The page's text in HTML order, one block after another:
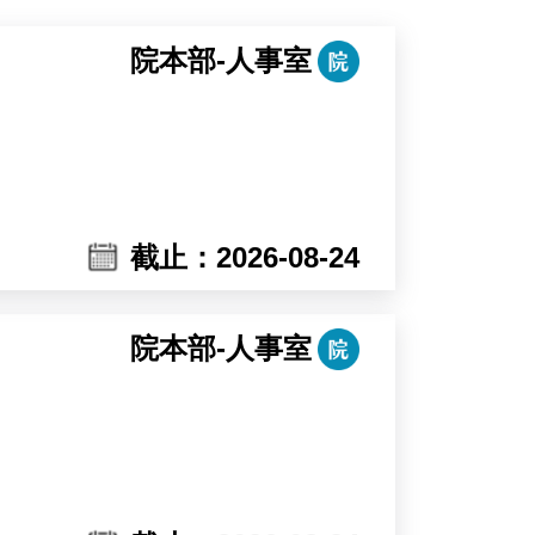
院本部-人事室
截止：2026-08-24
院本部-人事室